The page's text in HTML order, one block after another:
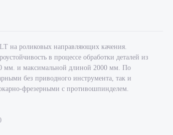
на роликовых направляющих качения.
в процессе обработки деталей из
мм. и максимальной длиной 2000 мм. По
без приводного инструмента, так и
фрезерными с противошпинделем.